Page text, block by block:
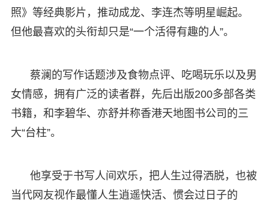
照》等经典影片，推动成龙、李连杰等明星崛起。
但他最喜欢的头衔却只是“一个活得有趣的人”。
蔡澜的写作话题涉及食物点评、吃喝玩乐以及男
女情感，拥有广泛的读者群，先后出版200多部各类
书籍，和李碧华、亦舒并称香港天地图书公司的三
大“台柱”。
他享受于书写人间欢乐，把人生过得洒脱，也被
当代网友视作最懂人生逍遥快活、惯会过日子的